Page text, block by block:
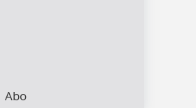
Abo